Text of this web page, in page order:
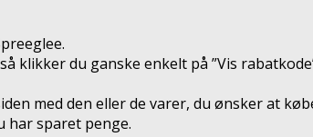
klikker du ganske enkelt på ”Vis
med den eller de varer, du ønsker at
har sparet penge.